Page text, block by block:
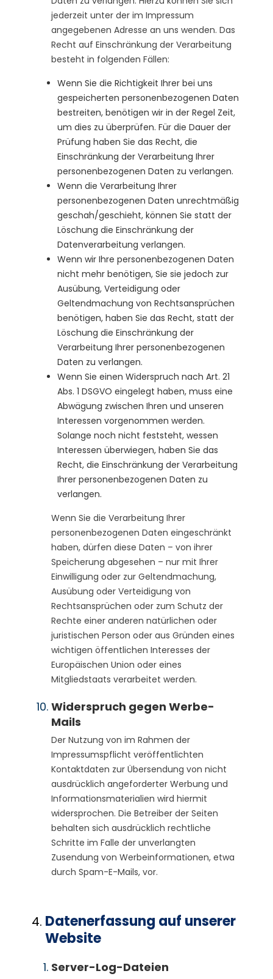
jederzeit unter der im Impressum
angegebenen Adresse an uns wenden. Das
Recht auf Einschränkung der Verarbeitung
besteht in folgenden Fällen:
Wenn Sie die Richtigkeit Ihrer bei uns
gespeicherten personenbezogenen Daten
bestreiten, benötigen wir in der Regel Zeit,
um dies zu überprüfen. Für die Dauer der
Prüfung haben Sie das Recht, die
Einschränkung der Verarbeitung Ihrer
personenbezogenen Daten zu verlangen.
Wenn die Verarbeitung Ihrer
personenbezogenen Daten unrechtmäßig
geschah/geschieht, können Sie statt der
Löschung die Einschränkung der
Datenverarbeitung verlangen.
Wenn wir Ihre personenbezogenen Daten
nicht mehr benötigen, Sie sie jedoch zur
Ausübung, Verteidigung oder
Geltendmachung von Rechtsansprüchen
benötigen, haben Sie das Recht, statt der
Löschung die Einschränkung der
Verarbeitung Ihrer personenbezogenen
Daten zu verlangen.
Wenn Sie einen Widerspruch nach Art. 21
Abs. 1 DSGVO eingelegt haben, muss eine
Abwägung zwischen Ihren und unseren
Interessen vorgenommen werden.
Solange noch nicht feststeht, wessen
Interessen überwiegen, haben Sie das
Recht, die Einschränkung der Verarbeitung
Ihrer personenbezogenen Daten zu
verlangen.
Wenn Sie die Verarbeitung Ihrer
personenbezogenen Daten eingeschränkt
haben, dürfen diese Daten – von ihrer
Speicherung abgesehen – nur mit Ihrer
Einwilligung oder zur Geltendmachung,
Ausübung oder Verteidigung von
Rechtsansprüchen oder zum Schutz der
Rechte einer anderen natürlichen oder
juristischen Person oder aus Gründen eines
wichtigen öffentlichen Interesses der
Europäischen Union oder eines
Mitgliedstaats verarbeitet werden.
Widerspruch gegen Werbe-
Mails
Der Nutzung von im Rahmen der
Impressumspflicht veröffentlichten
Kontaktdaten zur Übersendung von nicht
ausdrücklich angeforderter Werbung und
Informationsmaterialien wird hiermit
widersprochen. Die Betreiber der Seiten
behalten sich ausdrücklich rechtliche
Schritte im Falle der unverlangten
Zusendung von Werbeinformationen, etwa
durch Spam-E-Mails, vor.
Datenerfassung auf unserer
Website
Server-Log-Dateien